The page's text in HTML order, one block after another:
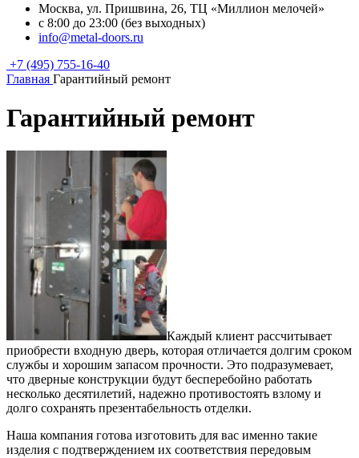
Москва, ул. Пришвина, 26, ТЦ «Миллион мелочей»
с 8:00 до 23:00 (без выходных)
info@metal-doors.ru
+7 (495) 755-16-40
Главная Гарантийный ремонт
Гарантийный ремонт
Каждый клиент рассчитывает
приобрести входную дверь, которая отличается долгим сроком
службы и хорошим запасом прочности. Это подразумевает,
что дверные конструкции будут бесперебойно работать
несколько десятилетий, надежно противостоять взлому и
долго сохранять презентабельность отделки.
Наша компания готова изготовить для вас именно такие
изделия с подтверждением их соответствия передовым